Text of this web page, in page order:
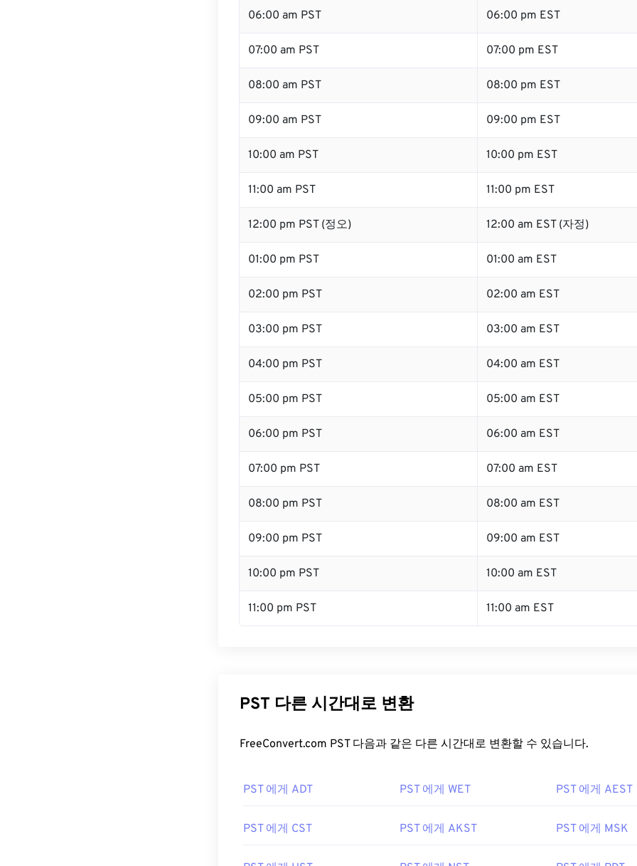
06:00 am PST 06:00 pm EST
07:00 am PST 07:00 pm EST
08:00 am PST 08:00 pm EST
09:00 am PST 09:00 pm EST
10:00 am PST 10:00 pm EST
11:00 am PST 11:00 pm EST
12:00 pm PST (정오) 12:00 am EST (자정)
01:00 pm PST 01:00 am EST
02:00 pm PST 02:00 am EST
03:00 pm PST 03:00 am EST
04:00 pm PST 04:00 am EST
05:00 pm PST 05:00 am EST
06:00 pm PST 06:00 am EST
07:00 pm PST 07:00 am EST
08:00 pm PST 08:00 am EST
09:00 pm PST 09:00 am EST
10:00 pm PST 10:00 am EST
11:00 pm PST 11:00 am EST
PST 다른 시간대로 변환
FreeConvert.com PST 다음과 같은 다른 시간대로 변환할 수 있습니다.
PST 에게 ADT PST 에게 WET PST 에게 AEST
PST 에게 CST PST 에게 AKST PST 에게 MSK